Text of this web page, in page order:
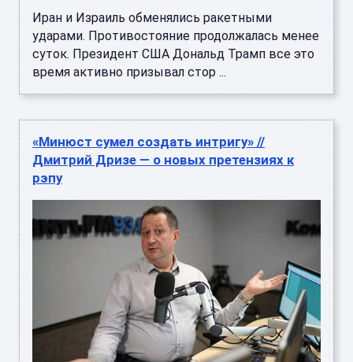
Иран и Израиль обменялись ракетными
ударами. Противостояние продолжалась менее
суток. Президент США Дональд Трамп все это
время активно призывал стор ...
«Минюст сумел создать интригу» //
Дмитрий Дризе — о новых претензиях к
рэпу